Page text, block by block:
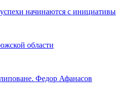
начинаются с инициативы
области
Федор Афанасов